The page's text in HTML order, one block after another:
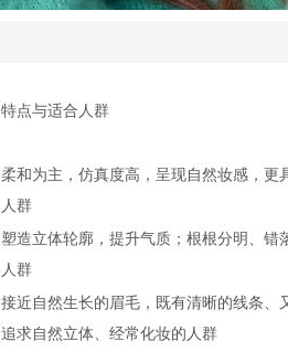
特点与适合人群
柔和为主，仿真度高，呈现自然妆感，
人群
塑造立体轮廓，提升气质；根根分明、
人群
接近自然生长的眉毛，既有清晰的线条
追求自然立体、经常化妆的人群